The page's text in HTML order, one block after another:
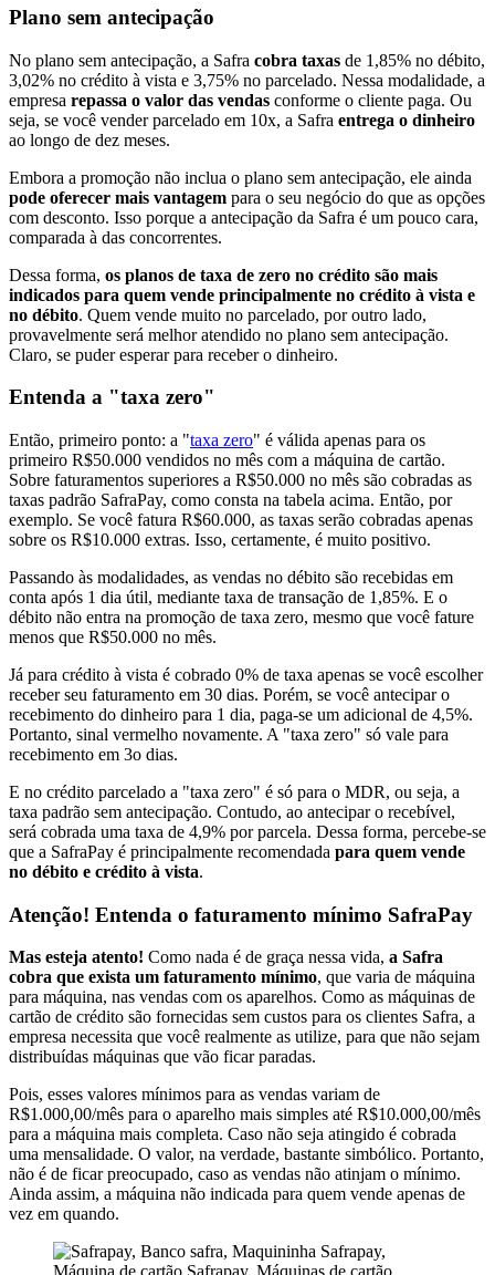
Plano sem antecipação
No plano sem antecipação, a Safra cobra taxas de 1,85% no débito,
3,02% no crédito à vista e 3,75% no parcelado. Nessa modalidade, a
empresa repassa o valor das vendas conforme o cliente paga. Ou
seja, se você vender parcelado em 10x, a Safra entrega o dinheiro
ao longo de dez meses.
Embora a promoção não inclua o plano sem antecipação, ele ainda
pode oferecer mais vantagem para o seu negócio do que as opções
com desconto. Isso porque a antecipação da Safra é um pouco cara,
comparada à das concorrentes.
Dessa forma, os planos de taxa de zero no crédito são mais
indicados para quem vende principalmente no crédito à vista e
no débito. Quem vende muito no parcelado, por outro lado,
provavelmente será melhor atendido no plano sem antecipação.
Claro, se puder esperar para receber o dinheiro.
Entenda a "taxa zero"
Então, primeiro ponto: a "taxa zero" é válida apenas para os
primeiro R$50.000 vendidos no mês com a máquina de cartão.
Sobre faturamentos superiores a R$50.000 no mês são cobradas as
taxas padrão SafraPay, como consta na tabela acima. Então, por
exemplo. Se você fatura R$60.000, as taxas serão cobradas apenas
sobre os R$10.000 extras. Isso, certamente, é muito positivo.
Passando às modalidades, as vendas no débito são recebidas em
conta após 1 dia útil, mediante taxa de transação de 1,85%. E o
débito não entra na promoção de taxa zero, mesmo que você fature
menos que R$50.000 no mês.
Já para crédito à vista é cobrado 0% de taxa apenas se você escolher
receber seu faturamento em 30 dias. Porém, se você antecipar o
recebimento do dinheiro para 1 dia, paga-se um adicional de 4,5%.
Portanto, sinal vermelho novamente. A "taxa zero" só vale para
recebimento em 3o dias.
E no crédito parcelado a "taxa zero" é só para o MDR, ou seja, a
taxa padrão sem antecipação. Contudo, ao antecipar o recebível,
será cobrada uma taxa de 4,9% por parcela. Dessa forma, percebe-se
que a SafraPay é principalmente recomendada para quem vende
no débito e crédito à vista.
Atenção! Entenda o faturamento mínimo SafraPay
Mas esteja atento! Como nada é de graça nessa vida, a Safra
cobra que exista um faturamento mínimo, que varia de máquina
para máquina, nas vendas com os aparelhos. Como as máquinas de
cartão de crédito são fornecidas sem custos para os clientes Safra, a
empresa necessita que você realmente as utilize, para que não sejam
distribuídas máquinas que vão ficar paradas.
Pois, esses valores mínimos para as vendas variam de
R$1.000,00/mês para o aparelho mais simples até R$10.000,00/mês
para a máquina mais completa. Caso não seja atingido é cobrada
uma mensalidade. O valor, na verdade, bastante simbólico. Portanto,
não é de ficar preocupado, caso as vendas não atinjam o mínimo.
Ainda assim, a máquina não indicada para quem vende apenas de
vez em quando.